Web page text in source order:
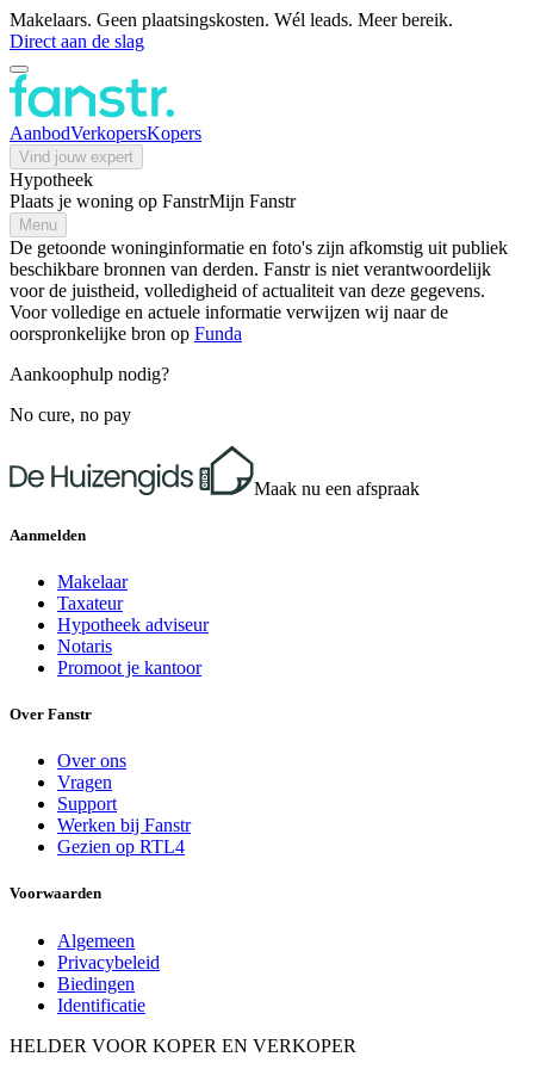
Makelaars. Geen plaatsingskosten. Wél leads. Meer bereik.
Direct aan de slag
AanbodVerkopersKopers
Vind jouw expert
Hypotheek
Plaats je woning op FanstrMijn Fanstr
Menu
De getoonde woninginformatie en foto's zijn afkomstig uit publiek
beschikbare bronnen van derden. Fanstr is niet verantwoordelijk
voor de juistheid, volledigheid of actualiteit van deze gegevens.
Voor volledige en actuele informatie verwijzen wij naar de
oorspronkelijke bron op Funda
Aankoophulp nodig?
No cure, no pay
Maak nu een afspraak
Aanmelden
Makelaar
Taxateur
Hypotheek adviseur
Notaris
Promoot je kantoor
Over Fanstr
Over ons
Vragen
Support
Werken bij Fanstr
Gezien op RTL4
Voorwaarden
Algemeen
Privacybeleid
Biedingen
Identificatie
HELDER VOOR KOPER EN VERKOPER